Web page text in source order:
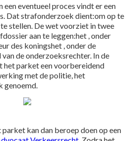
een eventueel proces vindt er een
Dat strafonderzoek dient:om op te
stellen. De wet voorziet in twee
aan te leggen:het , onder
des koningshet , onder de
de onderzoeksrechter. In de
het parket een voorbereidend
met de politie, het
genoemd.
kan dan beroep doen op een